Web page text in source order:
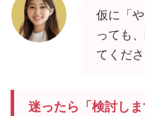
仮に「
っても
てくださ
迷ったら「検討し